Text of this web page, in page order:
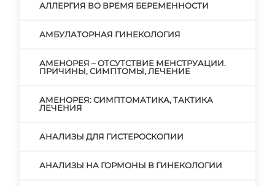
АЛЛЕРГИЯ ВО ВРЕМЯ БЕРЕМЕННОСТИ
АМБУЛАТОРНАЯ ГИНЕКОЛОГИЯ
АМЕНОРЕЯ – ОТСУТСТВИЕ МЕНСТРУАЦИИ.
ПРИЧИНЫ, СИМПТОМЫ, ЛЕЧЕНИЕ
АМЕНОРЕЯ: СИМПТОМАТИКА, ТАКТИКА
ЛЕЧЕНИЯ
АНАЛИЗЫ ДЛЯ ГИСТЕРОСКОПИИ
АНАЛИЗЫ НА ГОРМОНЫ В ГИНЕКОЛОГИИ